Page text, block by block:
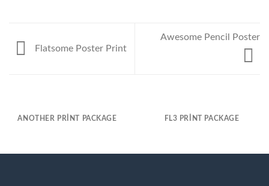
Flatsome Poster Print
Awesome Pencil Poster
ANOTHER PRINT PACKAGE FL3 PRINT PACKAGE